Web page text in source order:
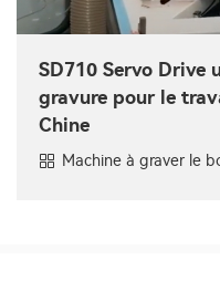
SD710 Servo Drive
gravure pour le
Chine
Machine à graver le